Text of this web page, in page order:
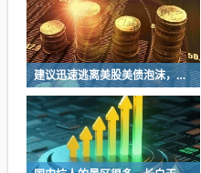
建议迅速逃离美股美债泡沫，AI正加速而非延缓其泡沫破裂